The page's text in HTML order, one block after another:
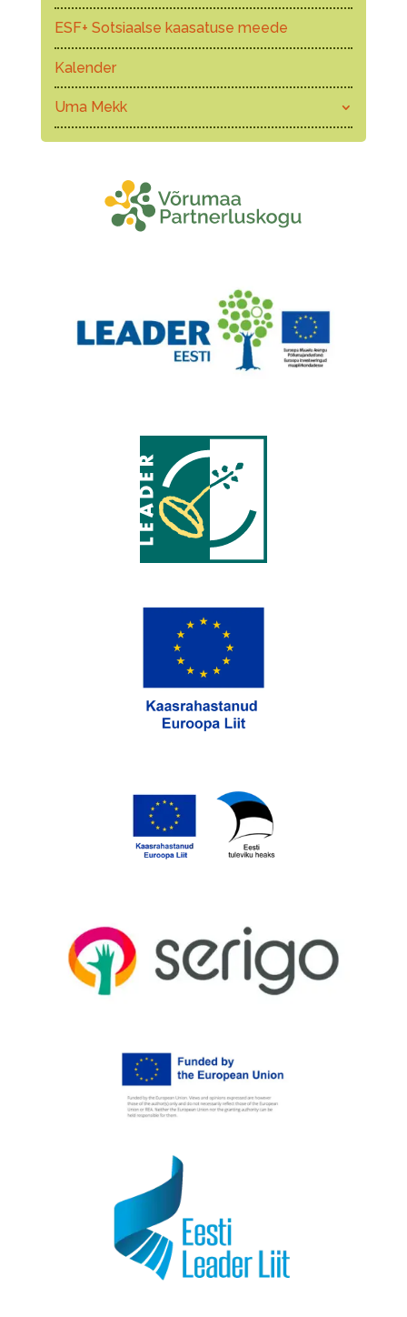
ESF+ Sotsiaalse kaasatuse meede
Kalender
Uma Mekk